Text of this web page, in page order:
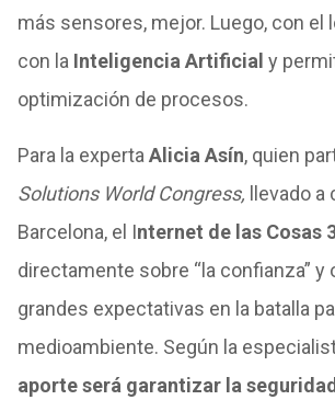
más sensores, mejor. Luego, con el
con la Inteligencia Artificial y
optimización de procesos.
Para la experta Alicia Asín, quien
Solutions World Congress, llevado a
Barcelona, el Internet de las Cosas
directamente sobre “la confianza” y
grandes expectativas en la batalla
medioambiente. Según la
aporte será garantizar la